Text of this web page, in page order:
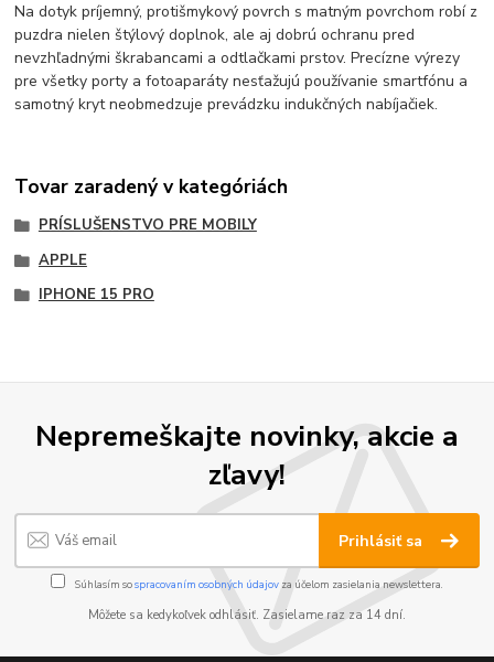
Na dotyk príjemný, protišmykový povrch s matným povrchom robí z
puzdra nielen štýlový doplnok, ale aj dobrú ochranu pred
nevzhľadnými škrabancami a odtlačkami prstov. Precízne výrezy
pre všetky porty a fotoaparáty nesťažujú používanie smartfónu a
samotný kryt neobmedzuje prevádzku indukčných nabíjačiek.
Tovar zaradený v kategóriách
PRÍSLUŠENSTVO PRE MOBILY
APPLE
IPHONE 15 PRO
Nepremeškajte novinky, akcie a
zľavy!
Prihlásiť sa
Súhlasím sospracovaním osobných údajov za účelom zasielania newslettera.
Môžete sa kedykoľvek odhlásiť. Zasielame raz za 14 dní.